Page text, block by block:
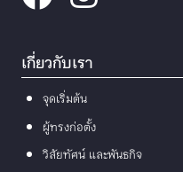
เกี่ยวกับเรา
จุดเริ่มต้น
ผู้ทรงก่อตั้ง
วิสัยทัศน์ และพันธกิจ